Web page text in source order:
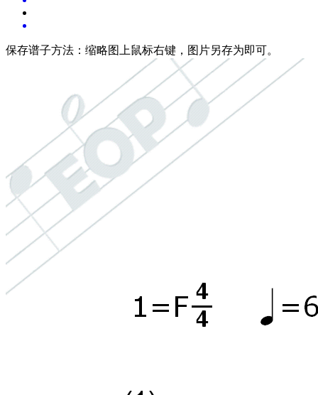
保存谱子方法： 缩略图上鼠标右键，图片另存为即可。